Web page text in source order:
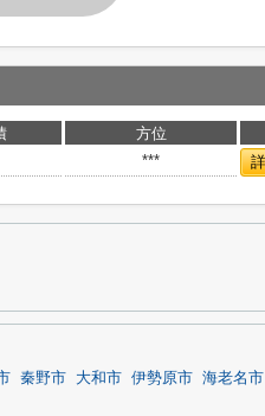
方位
***
秦野市 大和市 伊勢原市 海老名市